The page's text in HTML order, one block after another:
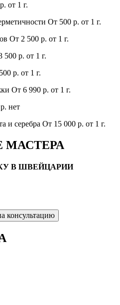
от 1 г.
От 500 р. от 1 г.
От 2 500 р. от 1 г.
500 р. от 1 г.
р. от 1 г.
От 6 990 р. от 1 г.
нет
и серебра От 15 000 р. от 1 г.
В ШВЕЙЦАРИИ
консультацию